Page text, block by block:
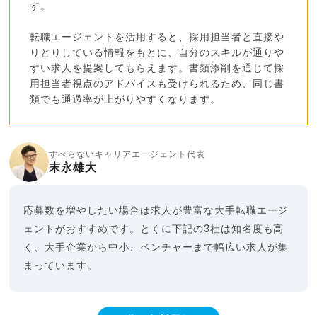
す。
転職エージェントを活用すると、採用担当者と直接や
りとりしている情報をもとに、自分のスキルが通りや
すい求人を提案してもらえます。書類添削を通じて採
用担当者視点のアドバイスも受けられるため、同じ書
類でも通過率が上がりやすくなります。
すべらないキャリアエージェント代表
末永雄大
応募数を増やしたい場合は求人が豊富な大手転職エージ
ェントがおすすめです。とくに下記の3社は知名度も高
く、大手企業から中小、ベンチャーまで幅広い求人が集
まっています。